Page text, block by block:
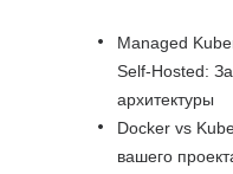
Managed
Self-Hosted:
архитектуры
Docker vs
вашего